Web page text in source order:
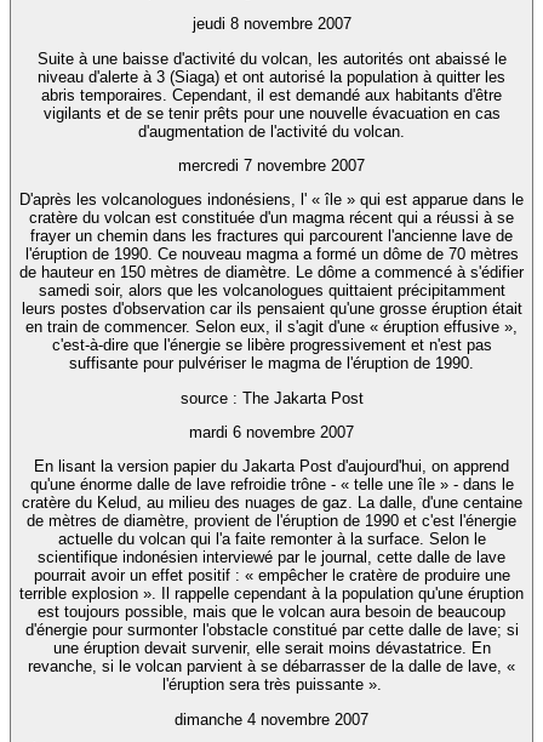
jeudi 8 novembre 2007
Suite à une baisse d'activité du volcan, les autorités ont abaissé le
niveau d'alerte à 3 (Siaga) et ont autorisé la population à quitter les
abris temporaires. Cependant, il est demandé aux habitants d'être
vigilants et de se tenir prêts pour une nouvelle évacuation en cas
d'augmentation de l'activité du volcan.
mercredi 7 novembre 2007
D'après les volcanologues indonésiens, l' « île » qui est apparue dans le
cratère du volcan est constituée d'un magma récent qui a réussi à se
frayer un chemin dans les fractures qui parcourent l'ancienne lave de
l'éruption de 1990. Ce nouveau magma a formé un dôme de 70 mètres
de hauteur en 150 mètres de diamètre. Le dôme a commencé à s'édifier
samedi soir, alors que les volcanologues quittaient précipitamment
leurs postes d'observation car ils pensaient qu'une grosse éruption était
en train de commencer. Selon eux, il s'agit d'une « éruption effusive »,
c'est-à-dire que l'énergie se libère progressivement et n'est pas
suffisante pour pulvériser le magma de l'éruption de 1990.
source : The Jakarta Post
mardi 6 novembre 2007
En lisant la version papier du Jakarta Post d'aujourd'hui, on apprend
qu'une énorme dalle de lave refroidie trône - « telle une île » - dans le
cratère du Kelud, au milieu des nuages de gaz. La dalle, d'une centaine
de mètres de diamètre, provient de l'éruption de 1990 et c'est l'énergie
actuelle du volcan qui l'a faite remonter à la surface. Selon le
scientifique indonésien interviewé par le journal, cette dalle de lave
pourrait avoir un effet positif : « empêcher le cratère de produire une
terrible explosion ». Il rappelle cependant à la population qu'une éruption
est toujours possible, mais que le volcan aura besoin de beaucoup
d'énergie pour surmonter l'obstacle constitué par cette dalle de lave; si
une éruption devait survenir, elle serait moins dévastatrice. En
revanche, si le volcan parvient à se débarrasser de la dalle de lave, «
l'éruption sera très puissante ».
dimanche 4 novembre 2007